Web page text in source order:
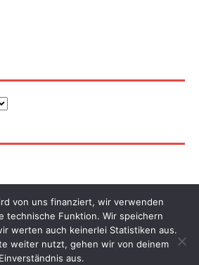
von uns finanziert, wir verwenden
technische Funktion. Wir speichern
werten auch keinerlei Statistiken aus.
weiter nutzt, gehen wir von deinem
Einverständnis aus.